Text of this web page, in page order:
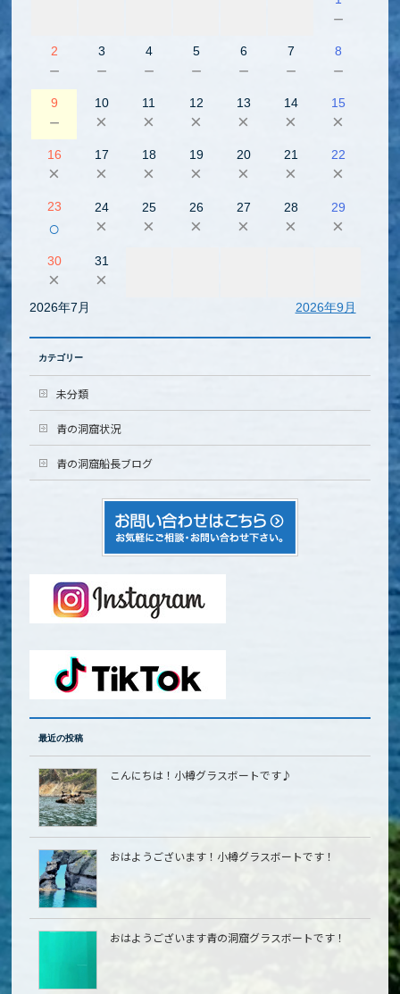
－
2
－
3
－
4
－
5
－
6
－
7
－
8
－
9
－
10
×
11
×
12
×
13
×
14
×
15
×
16
×
17
×
18
×
19
×
20
×
21
×
22
×
23
○
24
×
25
×
26
×
27
×
28
×
29
×
30
×
31
×
2026年7月 2026年9月
カテゴリー
未分類
青の洞窟状況
青の洞窟船長ブログ
最近の投稿
こんにちは！小樽グラスボートです♪
おはようございます！小樽グラスボートです！
おはようございます青の洞窟グラスボートです！